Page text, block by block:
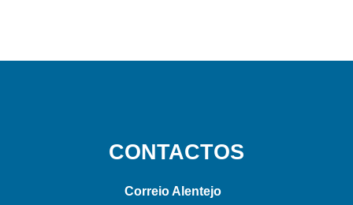
CONTACTOS
Correio Alentejo